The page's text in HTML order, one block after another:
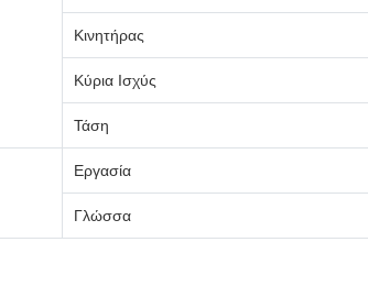
Κινητήρας
Κύρια Ισχύς
Τάση
Εργασία
Γλώσσα